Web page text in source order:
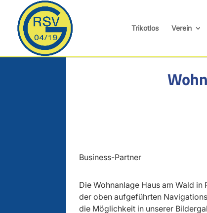
Trikotlos Verein
Business-Partner
Die Wohnanlage Haus am Wald
der oben aufgeführten
die Möglichkeit in unserer